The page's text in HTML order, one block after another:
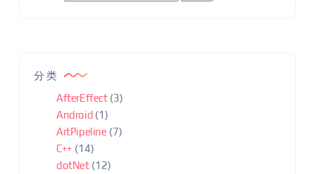
分类
AfterEffect(3)
Android (1)
ArtPipeline (7)
C++ (14)
dotNet(12)